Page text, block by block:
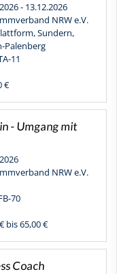
- 13.12.2026
NRW e.V.
Sundern,
Palenberg
11
€
- Umgang mit
NRW e.V.
70
bis 65,00 €
Coach